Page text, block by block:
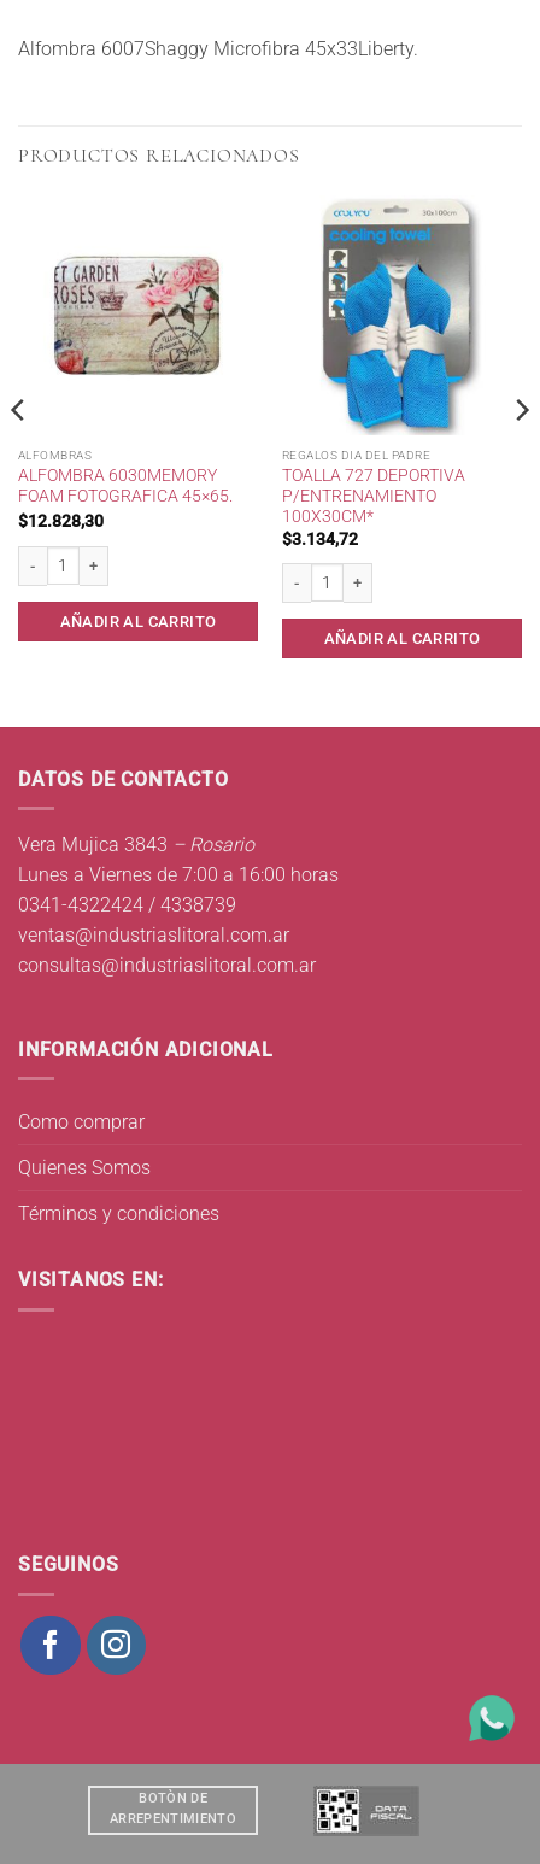
Alfombra 6007Shaggy Microfibra 45x33Liberty.
PRODUCTOS RELACIONADOS
ALFOMBRAS
ALFOMBRA 6030MEMORY
FOAM FOTOGRAFICA 45×65.
$12.828,30
Alfombra 6030Memory Foam Fotografica 45x65. cantidad
AÑADIR AL CARRITO
REGALOS DIA DEL PADRE
TOALLA 727 DEPORTIVA
P/ENTRENAMIENTO
100X30CM*
$3.134,72
Toalla 727 Deportiva p/Entrenamiento
AÑADIR AL CARRITO
DATOS DE CONTACTO
Vera Mujica 3843 – Rosario
Lunes a Viernes de 7:00 a 16:00 horas
0341-4322424 / 4338739
ventas@industriaslitoral.com.ar
consultas@industriaslitoral.com.ar
INFORMACIÓN ADICIONAL
Como comprar
Quienes Somos
Términos y condiciones
VISITANOS EN:
SEGUINOS
BOTÒN DE
ARREPENTIMIENTO